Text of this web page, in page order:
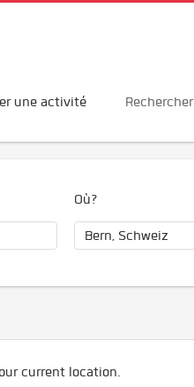
une activité
Où?
current location.